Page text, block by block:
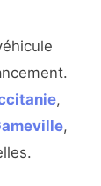
,
,